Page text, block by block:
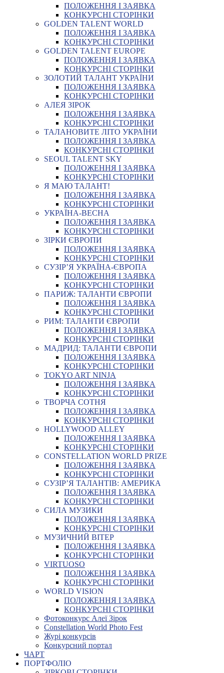
ПОЛОЖЕННЯ І ЗАЯВКА
КОНКУРСНІ СТОРІНКИ
GOLDEN TALENT WORLD
ПОЛОЖЕННЯ І ЗАЯВКА
КОНКУРСНІ СТОРІНКИ
GOLDEN TALENT EUROPE
ПОЛОЖЕННЯ І ЗАЯВКА
КОНКУРСНІ СТОРІНКИ
ЗОЛОТИЙ ТАЛАНТ УКРАЇНИ
ПОЛОЖЕННЯ І ЗАЯВКА
КОНКУРСНІ СТОРІНКИ
АЛЕЯ ЗІРОК
ПОЛОЖЕННЯ І ЗАЯВКА
КОНКУРСНІ СТОРІНКИ
ТАЛАНОВИТЕ ЛІТО УКРАЇНИ
ПОЛОЖЕННЯ І ЗАЯВКА
КОНКУРСНІ СТОРІНКИ
SEOUL TALENT SKY
ПОЛОЖЕННЯ І ЗАЯВКА
КОНКУРСНІ СТОРІНКИ
Я МАЮ ТАЛАНТ!
ПОЛОЖЕННЯ І ЗАЯВКА
КОНКУРСНІ СТОРІНКИ
УКРАЇНА-ВЕСНА
ПОЛОЖЕННЯ І ЗАЯВКА
КОНКУРСНІ СТОРІНКИ
ЗІРКИ ЄВРОПИ
ПОЛОЖЕННЯ І ЗАЯВКА
КОНКУРСНІ СТОРІНКИ
СУЗІР’Я УКРАЇНА-ЄВРОПА
ПОЛОЖЕННЯ І ЗАЯВКА
КОНКУРСНІ СТОРІНКИ
ПАРИЖ: ТАЛАНТИ ЄВРОПИ
ПОЛОЖЕННЯ І ЗАЯВКА
КОНКУРСНІ СТОРІНКИ
РИМ: ТАЛАНТИ ЄВРОПИ
ПОЛОЖЕННЯ І ЗАЯВКА
КОНКУРСНІ СТОРІНКИ
МАДРИД: ТАЛАНТИ ЄВРОПИ
ПОЛОЖЕННЯ І ЗАЯВКА
КОНКУРСНІ СТОРІНКИ
TOKYO ART NINJA
ПОЛОЖЕННЯ І ЗАЯВКА
КОНКУРСНІ СТОРІНКИ
ТВОРЧА СОТНЯ
ПОЛОЖЕННЯ І ЗАЯВКА
КОНКУРСНІ СТОРІНКИ
HOLLYWOOD ALLEY
ПОЛОЖЕННЯ І ЗАЯВКА
КОНКУРСНІ СТОРІНКИ
CONSTELLATION WORLD PRIZE
ПОЛОЖЕННЯ І ЗАЯВКА
КОНКУРСНІ СТОРІНКИ
СУЗІР’Я ТАЛАНТІВ: АМЕРИКА
ПОЛОЖЕННЯ І ЗАЯВКА
КОНКУРСНІ СТОРІНКИ
СИЛА МУЗИКИ
ПОЛОЖЕННЯ І ЗАЯВКА
КОНКУРСНІ СТОРІНКИ
МУЗИЧНИЙ ВІТЕР
ПОЛОЖЕННЯ І ЗАЯВКА
КОНКУРСНІ СТОРІНКИ
VIRTUOSO
ПОЛОЖЕННЯ І ЗАЯВКА
КОНКУРСНІ СТОРІНКИ
WORLD VISION
ПОЛОЖЕННЯ І ЗАЯВКА
КОНКУРСНІ СТОРІНКИ
Фотоконкурс Алеї Зірок
Constellation World Photo Fest
Журі конкурсів
Конкурсний портал
ЧАРТ
ПОРТФОЛІО